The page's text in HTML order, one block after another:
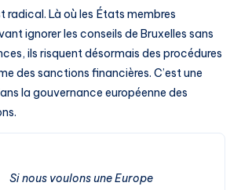
radical. Là où les États membres
ignorer les conseils de Bruxelles sans
ils risquent désormais des procédures
des sanctions financières. C’est une
la gouvernance européenne des
Si nous voulons une Europe